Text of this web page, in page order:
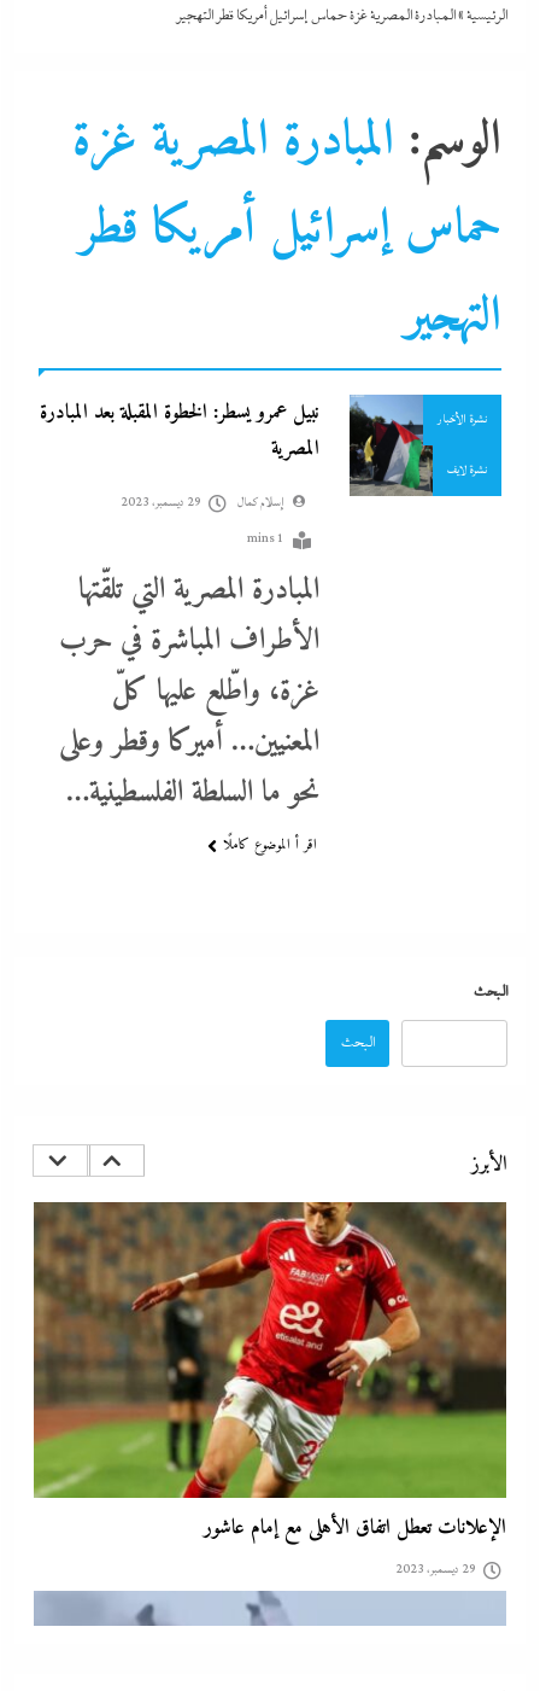
الرئيسية»المبادرة المصرية غزة حماس إسرائيل أمريكا قطر التهجير
الوسم: المبادرة المصرية غزة
حماس إسرائيل أمريكا قطر
التهجير
التحليل اللحظي
جاءنا الآن
مقالات و أراء
نشرة الأخبار
نشرة لايف
نبيل عمرو يسطر: الخطوة المقبلة بعد المبادرة
المصرية
إسلام كمال
29 ديسمبر، 2023
1 mins
المبادرة المصرية التي تلقّتها
الأطراف المباشرة في حرب
غزة، واطّلع عليها كلّ
المعنيين… أميركا وقطر وعلى
نحو ما السلطة الفلسطينية…
اقر أ الموضوع كاملًا
البحث
البحث
الأبرز
بعد غياب 75 عاما: منتخب المبارزة يحقق ميدالية عالمية..والأروع أنها
29 ديسمبر، 2023
الإعلانات تعطل اتفاق الأهلى مع إمام عاشور
29 ديسمبر، 2023